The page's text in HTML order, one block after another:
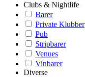
Clubs & Nightlife
Barer
Private Klubber
Pub
Stripbarer
Venues
Vinbarer
Diverse